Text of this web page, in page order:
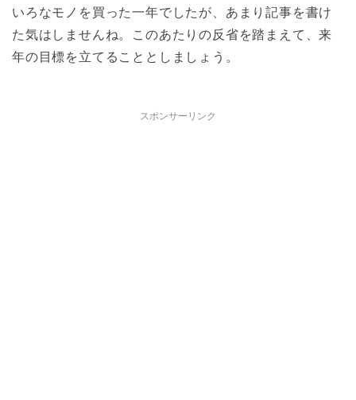
いろなモノを買った一年でしたが、あまり記事を書け
た気はしませんね。このあたりの反省を踏まえて、来
年の目標を立てることとしましょう。
スポンサーリンク